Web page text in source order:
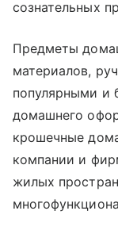
сознательных
Предметы
материалов,
популярными и
домашнего
крошечные
компании и
жилых